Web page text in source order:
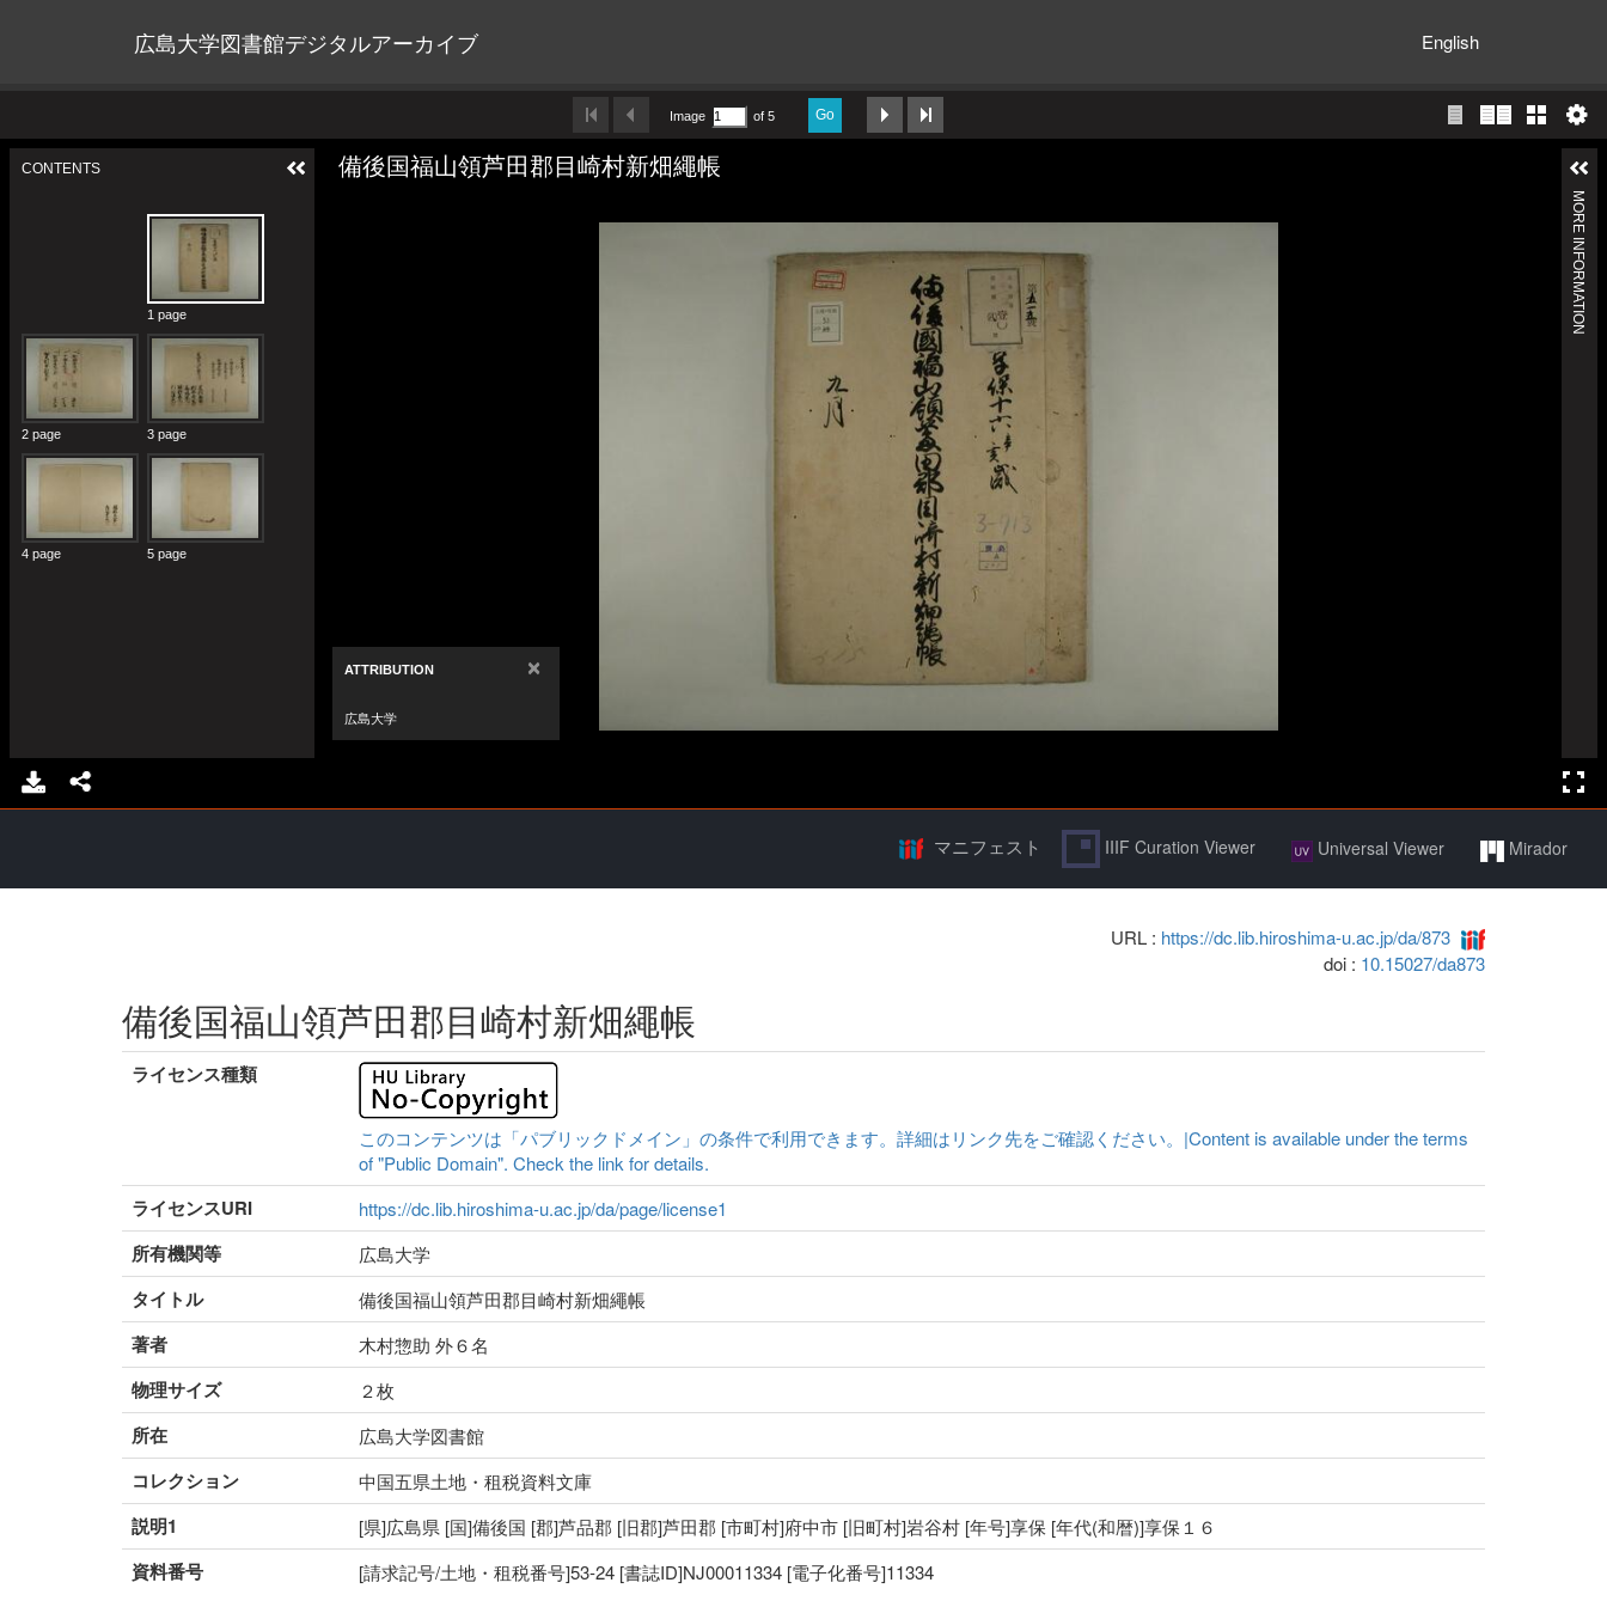
広島大学図書館デジタルアーカイブ English
マニフェスト IIIF Curation Viewer Universal Viewer Mirador
URL : https://dc.lib.hiroshima-u.ac.jp/da/873
doi : 10.15027/da873
備後国福山領芦田郡目崎村新畑繩帳
ライセンス種類
このコンテンツは「パブリックドメイン」の条件で利用できます。詳細はリンク先をご確認ください。|Content is available under the terms
of "Public Domain". Check the link for details.
ライセンスURI https://dc.lib.hiroshima-u.ac.jp/da/page/license1
所有機関等 広島大学
タイトル 備後国福山領芦田郡目崎村新畑繩帳
著者 木村惣助 外６名
物理サイズ ２枚
所在 広島大学図書館
コレクション 中国五県土地・租税資料文庫
説明1 [県]広島県 [国]備後国 [郡]芦品郡 [旧郡]芦田郡 [市町村]府中市 [旧町村]岩谷村 [年号]享保 [年代(和暦)]享保１６
資料番号 [請求記号/土地・租税番号]53-24 [書誌ID]NJ00011334 [電子化番号]11334